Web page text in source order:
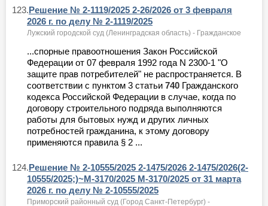
123.Решение № 2-1119/2025 2-26/2026 от 3 февраля
2026 г. по делу № 2-1119/2025
Лужский городской суд (Ленинградская область) - Гражданское
...спорные правоотношения Закон Российской
Федерации от 07 февраля 1992 года N 2300-1 "О
защите прав потребителей" не распространяется. В
соответствии с пунктом 3 статьи 740 Гражданского
кодекса Российской Федерации в случае, когда по
договору строительного подряда выполняются
работы для бытовых нужд и других личных
потребностей гражданина, к этому договору
применяются правила § 2 ...
124.Решение № 2-10555/2025 2-1475/2026 2-1475/2026(2-
10555/2025;)~М-3170/2025 М-3170/2025 от 31 марта
2026 г. по делу № 2-10555/2025
Приморский районный суд (Город Санкт-Петербург) -